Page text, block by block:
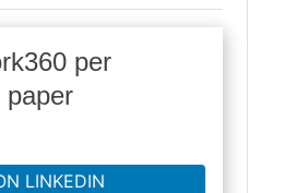
per
paper
LINKEDIN